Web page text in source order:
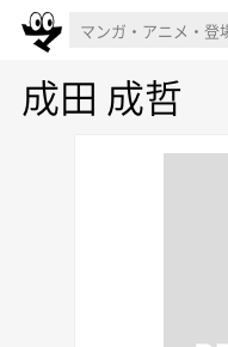
成田 成哲